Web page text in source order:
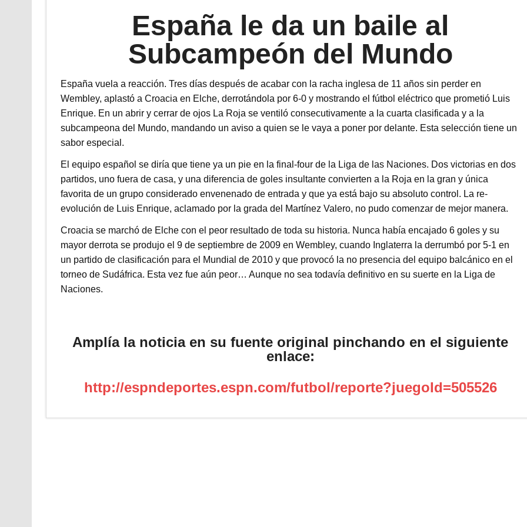
España le da un baile al
Subcampeón del Mundo
España vuela a reacción. Tres días después de acabar con la racha inglesa de 11 años sin perder en
Wembley, aplastó a Croacia en Elche, derrotándola por 6-0 y mostrando el fútbol eléctrico que prometió Luis
Enrique. En un abrir y cerrar de ojos La Roja se ventiló consecutivamente a la cuarta clasificada y a la
subcampeona del Mundo, mandando un aviso a quien se le vaya a poner por delante. Esta selección tiene un
sabor especial.
El equipo español se diría que tiene ya un pie en la final-four de la Liga de las Naciones. Dos victorias en dos
partidos, uno fuera de casa, y una diferencia de goles insultante convierten a la Roja en la gran y única
favorita de un grupo considerado envenenado de entrada y que ya está bajo su absoluto control. La re-
evolución de Luis Enrique, aclamado por la grada del Martínez Valero, no pudo comenzar de mejor manera.
Croacia se marchó de Elche con el peor resultado de toda su historia. Nunca había encajado 6 goles y su
mayor derrota se produjo el 9 de septiembre de 2009 en Wembley, cuando Inglaterra la derrumbó por 5-1 en
un partido de clasificación para el Mundial de 2010 y que provocó la no presencia del equipo balcánico en el
torneo de Sudáfrica. Esta vez fue aún peor… Aunque no sea todavía definitivo en su suerte en la Liga de
Naciones.
Amplía la noticia en su fuente original pinchando en el siguiente
enlace:
http://espndeportes.espn.com/futbol/reporte?juegoId=505526